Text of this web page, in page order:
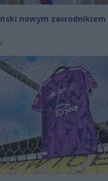
nowym zawodnikiem